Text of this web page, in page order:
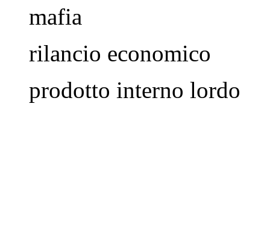
mafia
rilancio economico
prodotto interno lordo